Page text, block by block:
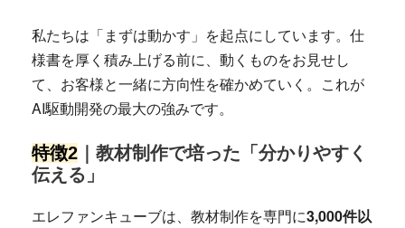
私たちは「まずは動かす」を起点にしています。仕
様書を厚く積み上げる前に、動くものをお見せし
て、お客様と一緒に方向性を確かめていく。これが
AI駆動開発の最大の強みです。
特徴2 ｜教材制作で培った「分かりやすく
伝える」
エレファンキューブは、教材制作を専門に3,000件以